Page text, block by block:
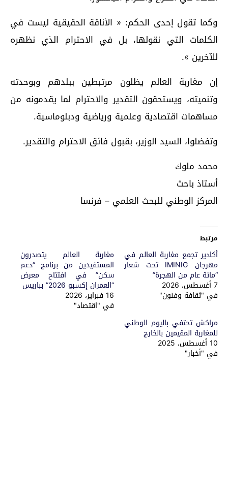
وكما تقول إحدى الحكم: « الأناقة الحقيقية ليست في
الكلمات التي نقولها، بل في الاحترام الذي نظهره
للآخرين ».
إن مغاربة العالم يظلون مرتبطين ببلدهم وبوحدته
وتنميته، ويستحقون التقدير والاحترام لما يقدمونه من
مساهمات اقتصادية وعلمية ورياضية ودبلوماسية.
وتفضلوا، السيد الوزير، بقبول فائق الاحترام والتقدير.
محمد ملوك
أستاذ باحث
المركز الوطني للبحث العلمي – فرنسا
مرتبط
أكادير تجمع مغاربة العالم في
مهرجان IMINIG تحت شعار
“مائة عام من الهجرة”
7 أغسطس، 2026
في "ثقافة وفنون"
مغاربة العالم يتصدرون
المستفيدين من برنامج “دعم
سكن” في افتتاح معرض
“العمران إكسبو 2026” بباريس
16 فبراير، 2026
في "اقتصاد"
مراكش تحتفي باليوم الوطني
للمغاربة المقيمين بالخارج
10 أغسطس، 2025
في "أخبار"